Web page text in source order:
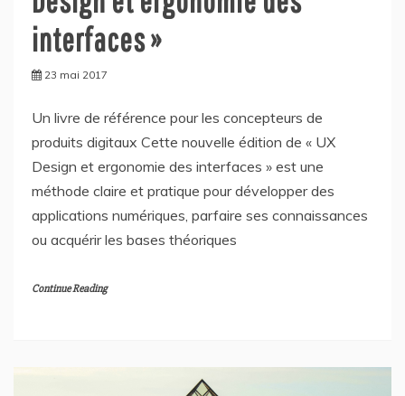
interfaces »
23 mai 2017
Un livre de référence pour les concepteurs de
produits digitaux Cette nouvelle édition de « UX
Design et ergonomie des interfaces » est une
méthode claire et pratique pour développer des
applications numériques, parfaire ses connaissances
ou acquérir les bases théoriques
Continue Reading